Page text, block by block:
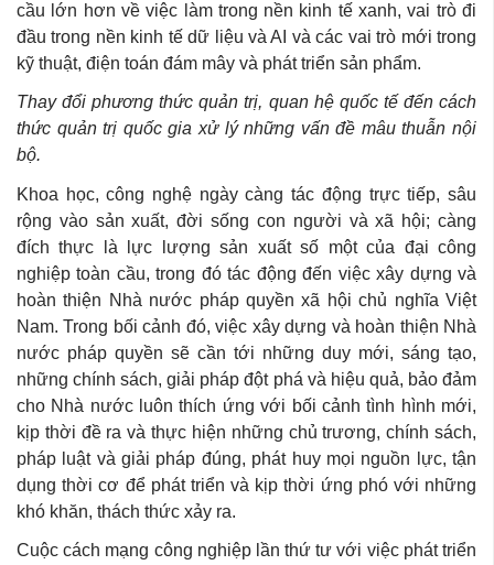
cầu lớn hơn về việc làm trong nền kinh tế xanh, vai trò đi
đầu trong nền kinh tế dữ liệu và AI và các vai trò mới trong
kỹ thuật, điện toán đám mây và phát triển sản phẩm.
Thay đổi phương thức quản trị, quan hệ quốc tế đến cách
thức quản trị quốc gia xử lý những vấn đề mâu thuẫn nội
bộ.
Khoa học, công nghệ ngày càng tác động trực tiếp, sâu
rộng vào sản xuất, đời sống con người và xã hội; càng
đích thực là lực lượng sản xuất số một của đại công
nghiệp toàn cầu, trong đó tác động đến việc xây dựng và
hoàn thiện Nhà nước pháp quyền xã hội chủ nghĩa Việt
Nam. Trong bối cảnh đó, việc xây dựng và hoàn thiện Nhà
nước pháp quyền sẽ cần tới những duy mới, sáng tạo,
những chính sách, giải pháp đột phá và hiệu quả, bảo đảm
cho Nhà nước luôn thích ứng với bối cảnh tình hình mới,
kịp thời đề ra và thực hiện những chủ trương, chính sách,
pháp luật và giải pháp đúng, phát huy mọi nguồn lực, tận
dụng thời cơ để phát triển và kịp thời ứng phó với những
khó khăn, thách thức xảy ra.
Cuộc cách mạng công nghiệp lần thứ tư với việc phát triển